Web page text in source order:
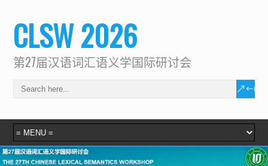
CLSW 2026
第27届汉语词汇语义学国际研讨会